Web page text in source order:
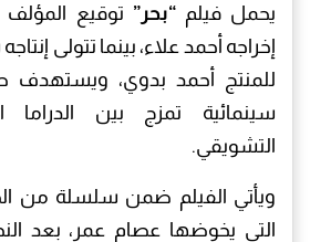
يحمل فيلم“بحر” توقيع المؤلف
إخراجه أحمد علاء، بينما تتولى
للمنتج أحمد بدوي، ويستهدف
سينمائية تمزج بين الدراما
التشويقي.
ويأتي الفيلم ضمن سلسلة من
التي يخوضها عصام عمر، بعد